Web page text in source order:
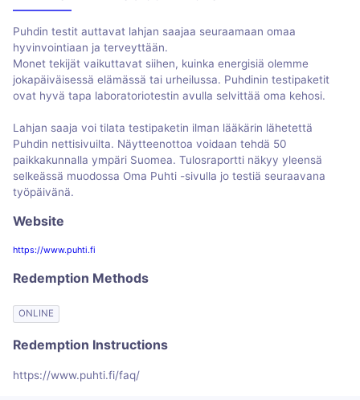
Puhdin testit auttavat lahjan saajaa seuraamaan omaa
hyvinvointiaan ja terveyttään.
Monet tekijät vaikuttavat siihen, kuinka energisiä olemme
jokapäiväisessä elämässä tai urheilussa. Puhdinin testipaketit
ovat hyvä tapa laboratoriotestin avulla selvittää oma kehosi.
Lahjan saaja voi tilata testipaketin ilman lääkärin lähetettä
Puhdin nettisivuilta. Näytteenottoa voidaan tehdä 50
paikkakunnalla ympäri Suomea. Tulosraportti näkyy yleensä
selkeässä muodossa Oma Puhti -sivulla jo testiä seuraavana
työpäivänä.
Website
https://www.puhti.fi
Redemption Methods
ONLINE
Redemption Instructions
https://www.puhti.fi/faq/